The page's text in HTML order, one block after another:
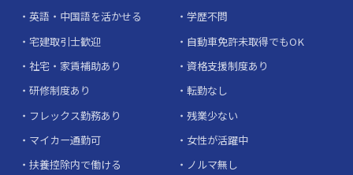
英語・中国語を活かせる
学歴不問
宅建取引士歓迎
自動車免許未取得でもOK
社宅・家賃補助あり
資格支援制度あり
研修制度あり
転勤なし
フレックス勤務あり
残業少ない
マイカー通勤可
女性が活躍中
扶養控除内で働ける
ノルマ無し